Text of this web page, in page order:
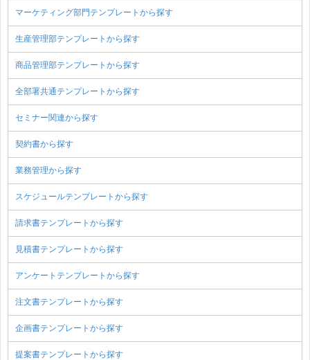
マーケティング部門テンプレートから探す
生産管理部テンプレートから探す
商品管理部テンプレートから探す
全部署共通テンプレートから探す
セミナー関連から探す
契約書から探す
業務管理から探す
スケジュールテンプレートから探す
請求書テンプレートから探す
見積書テンプレートから探す
アンケートテンプレートから探す
注文書テンプレートから探す
企画書テンプレートから探す
提案書テンプレートから探す